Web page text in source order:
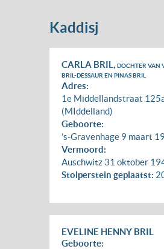
Kaddisj
CARLA BRIL, DOCHTER VAN
BRIL-DESSAUR EN PINAS BRIL
Adres:
1e Middellandstraat
(MIddelland)
Geboorte:
’s-Gravenhage 9 maart
Vermoord:
Auschwitz 31 oktober
Stolperstein geplaatst:
EVELINE HENNY BRIL
Geboorte: